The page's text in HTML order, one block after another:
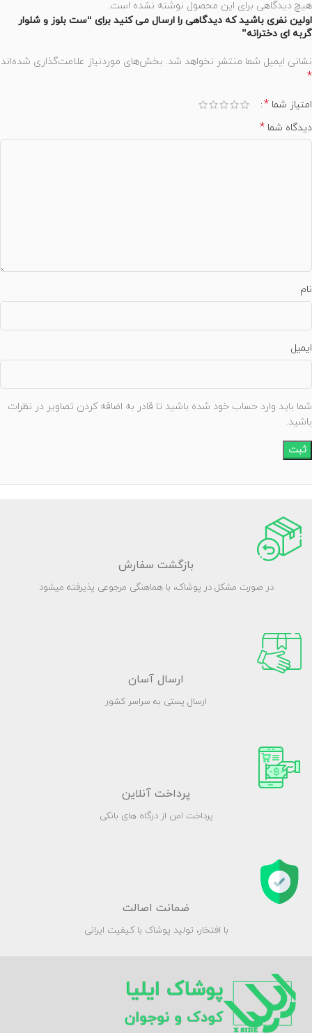
هیچ دیدگاهی برای این محصول نوشته نشده است.
اولین نفری باشید که دیدگاهی را ارسال می کنید برای “ست بلوز و شلوار
گربه ای دخترانه”
نشانی ایمیل شما منتشر نخواهد شد. بخش‌های موردنیاز علامت‌گذاری شده‌اند
*
امتیاز شما *
دیدگاه شما *
نام
ایمیل
شما باید وارد حساب خود شده باشید تا قادر به اضافه کردن تصاویر در نظرات
باشید.
بازگشت سفارش
در صورت مشکل در پوشاک، با هماهنگی مرجوعی پذیرفته میشود
ارسال آسان
ارسال پستی به سراسر کشور
پرداخت آنلاین
پرداخت امن از درگاه های بانکی
ضمانت اصالت
با افتخار، تولید پوشاک با کیفیت ایرانی